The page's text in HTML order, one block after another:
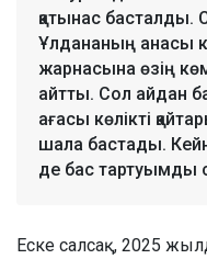
қатынас басталды.
Ұлдананың анасы
жарнасына өзің
айтты. Сол айдан
ағасы көлікті
шала бастады.
де бас тартуымды
Еске салсақ, 2025